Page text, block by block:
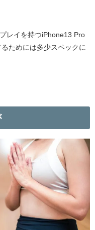
レイを持つiPhone13 Pro
ためには多少スペックに